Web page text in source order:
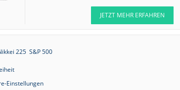
JETZT MEHR ERFAHREN
225 S&P 500
Einstellungen